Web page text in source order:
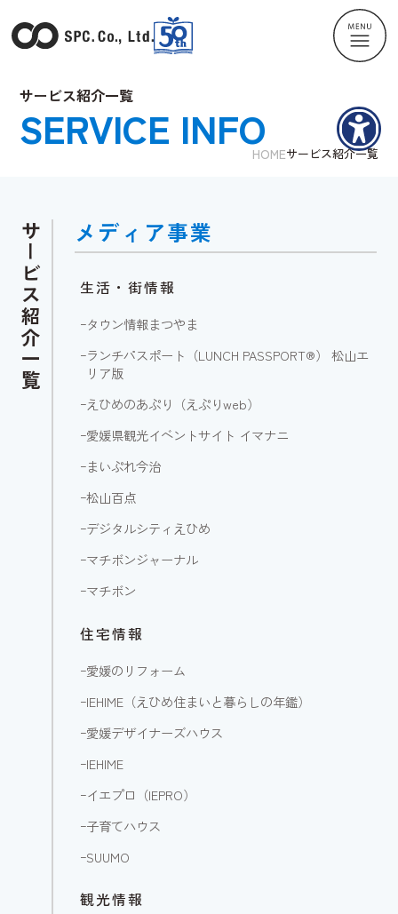
サービス紹介一覧
SERVICE INFOHOMEサービス紹介一覧
サ
ビ
ス
紹
介
一
覧
メディア事業
生活・街情報
ｰタウン情報まつやま
ｰランチパスポート（LUNCH PASSPORT®） 松山エ
リア版
ｰえひめのあぷり（えぷりweb）
ｰ愛媛県観光イベントサイト イマナニ
ｰまいぷれ今治
ｰ松山百点
ｰデジタルシティえひめ
ｰマチボンジャーナル
ｰマチボン
住宅情報
ｰ愛媛のリフォーム
ｰIEHIME（えひめ住まいと暮らしの年鑑）
ｰ愛媛デザイナーズハウス
ｰIEHIME
ｰイエプロ（IEPRO）
ｰ子育てハウス
ｰSUUMO
観光情報